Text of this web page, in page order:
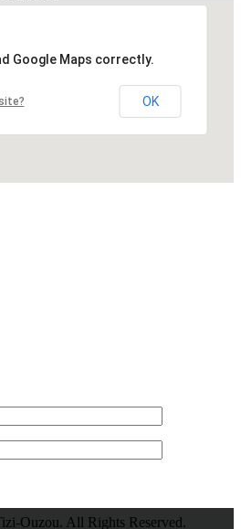
Google Maps correctly.
OK
Ouzou. All Rights Reserved.